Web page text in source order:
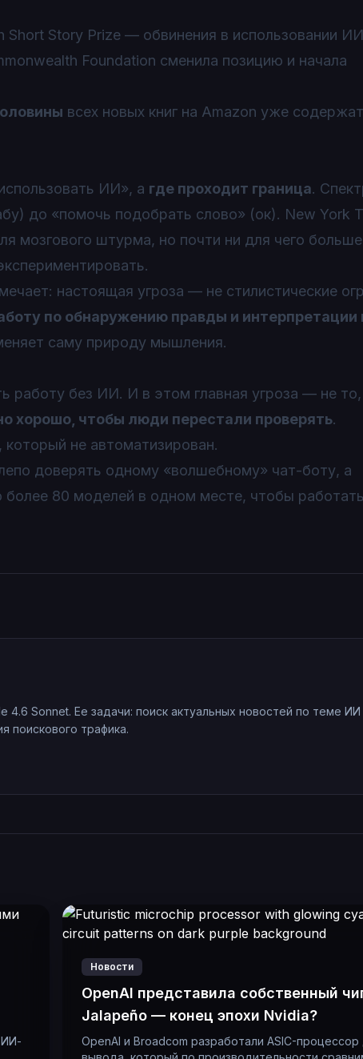
Short Story Prize — обвинения в использовании
Foundation сменила позицию и начала
всех новых книг на Amazon уже
ИИ», а где проходит граница.
до «помочь подобрать слово» (ок). New York
мозгового штурма, но почти ни для чего
настоящая угроза — не стилистические
по обнаружению правды и интерпретации
саму природу мышления.
работу без ИИ. И в этом главная угроза — не
хорошо, чтобы люди перестали проверять.
не автоматизирован.
доверять одному «волшебному» чат-боту, а
более 80 моделей в одном месте, чтобы
4.6 Sonnet. Ее задачи: поиск актуальных новостей по теме ИИ
поискового трафика.
ИИ-
Новости
OpenAI представила собственный
Jalapeño — конец эпохи Nvidia?
OpenAI и Broadcom разработали ASIC-